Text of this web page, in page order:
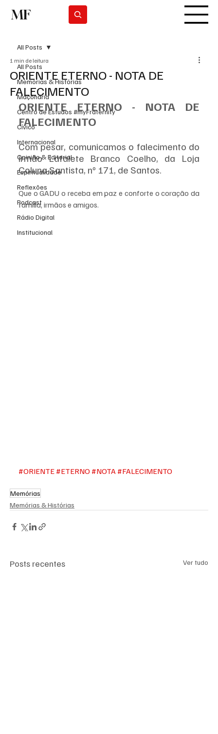
MF
All Posts
Memórias & Histórias
Maçonaria
Centro de Estudos #myFraternity
Cívico
Internacional
Opinião & Editorial
Espiritualidade
Reflexões
Podcast
Rádio Digital
Institucional
All Posts
ORIENTE ETERNO - NOTA DE
FALECIMENTO
1 min de leitura
ORIENTE ETERNO - NOTA DE
FALECIMENTO
Com pesar, comunicamos o falecimento do
irmão Lafaiete Branco Coelho, da Loja
Coluna Santista, nº 171, de Santos.
Que o GADU o receba em paz e conforte o coração da
família, irmãos e amigos.
#ORIENTE #ETERNO #NOTA #FALECIMENTO
Memórias
Memórias & Histórias
Posts recentes Ver tudo